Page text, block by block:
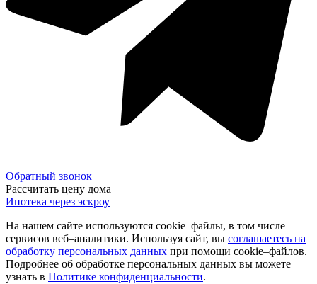
Обратный звонок
Рассчитать цену дома
Ипотека через эскроу
На нашем сайте используются cookie–файлы, в том числе
сервисов веб–аналитики. Используя сайт, вы соглашаетесь на
обработку персональных данных при помощи cookie–файлов.
Подробнее об обработке персональных данных вы можете
узнать в Политике конфиденциальности.